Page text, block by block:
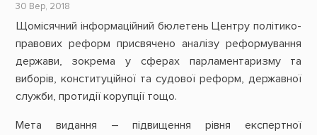
30 Вер, 2018
Щомісячний інформаційний бюлетень Центру політико-
правових реформ присвячено аналізу реформування
держави, зокрема у сферах парламентаризму та
виборів, конституційної та судової реформ, державної
служби, протидії корупції тощо.
Мета видання – підвищення рівня експертної